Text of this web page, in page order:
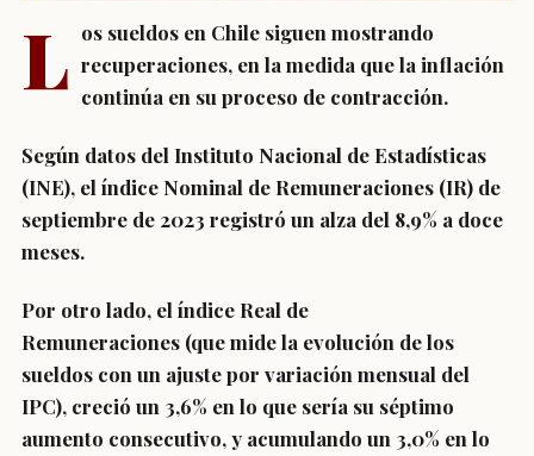
L os sueldos en Chile siguen mostrando
recuperaciones, en la medida que la inflación
continúa en su proceso de contracción.
Según datos del Instituto Nacional de Estadísticas
(INE), el índice Nominal de Remuneraciones (IR) de
septiembre de 2023 registró un alza del 8,9% a doce
meses.
Por otro lado, el índice Real de
Remuneraciones (que mide la evolución de los
sueldos con un ajuste por variación mensual del
IPC), creció un 3,6% en lo que sería su séptimo
aumento consecutivo, y acumulando un 3,0% en lo